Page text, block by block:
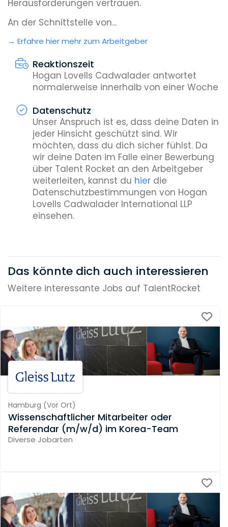
Herausforderungen vertrauen.
An der Schnittstelle von...
Erfahre hier mehr zum Arbeitgeber
Reaktionszeit
Hogan Lovells Cadwalader antwortet
normalerweise innerhalb von einer Woche
Datenschutz
Unser Anspruch ist es, dass deine Daten in
jeder Hinsicht geschützt sind. Wir
möchten, dass du dich sicher fühlst. Da
wir deine Daten im Falle einer Bewerbung
über Talent Rocket an den Arbeitgeber
weiterleiten, kannst du hierdie
Datenschutzbestimmungen von Hogan
Lovells Cadwalader International LLP
einsehen.
Das könnte dich auch interessieren
Weitere interessante Jobs auf TalentRocket
Hamburg (Vor Ort)
Wissenschaftlicher Mitarbeiter oder
Referendar (m/w/d) im Korea-Team
Diverse Jobarten